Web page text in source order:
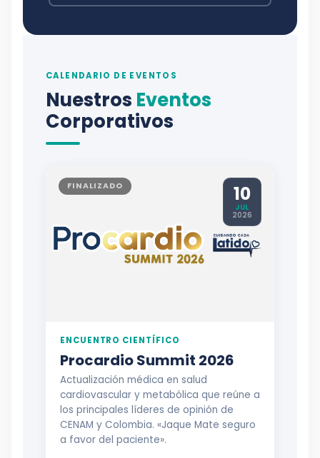
CALENDARIO DE EVENTOS
Nuestros Eventos
Corporativos
FINALIZADO 10
JUL
2026
ENCUENTRO CIENTÍFICO
Procardio Summit 2026
Actualización médica en salud
cardiovascular y metabólica que reúne a
los principales líderes de opinión de
CENAM y Colombia. «Jaque Mate seguro
a favor del paciente».